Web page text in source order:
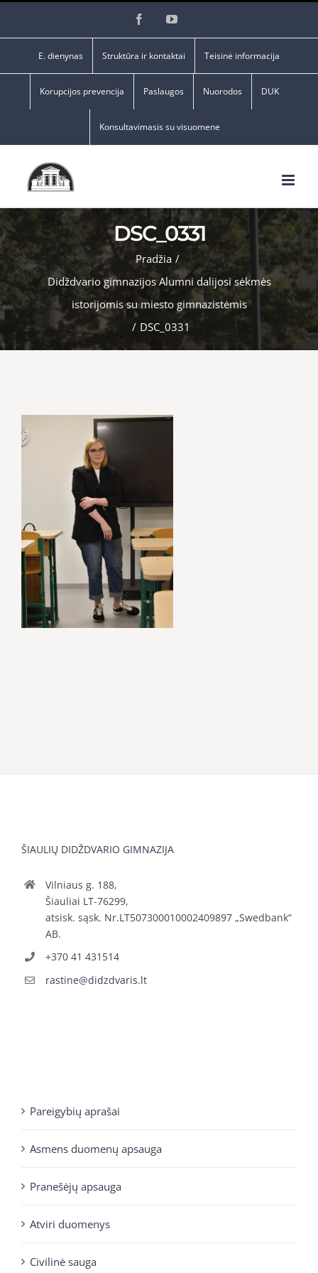
FacebookYouTube
E. dienynas Struktūra ir kontaktai Teisinė informacija
Korupcijos prevencija Paslaugos Nuorodos DUK
Konsultavimasis su visuomene
DSC_0331
Pradžia /
Didždvario gimnazijos Alumni dalijosi sėkmės
istorijomis su miesto gimnazistėmis
/ DSC_0331
ŠIAULIŲ DIDŽDVARIO GIMNAZIJA
Vilniaus g. 188,
Šiauliai LT-76299,
atsisk. sąsk. Nr.LT507300010002409897 „Swedbank“
AB.
+370 41 431514
rastine@didzdvaris.lt
Pareigybių aprašai
Asmens duomenų apsauga
Pranešėjų apsauga
Atviri duomenys
Civilinė sauga